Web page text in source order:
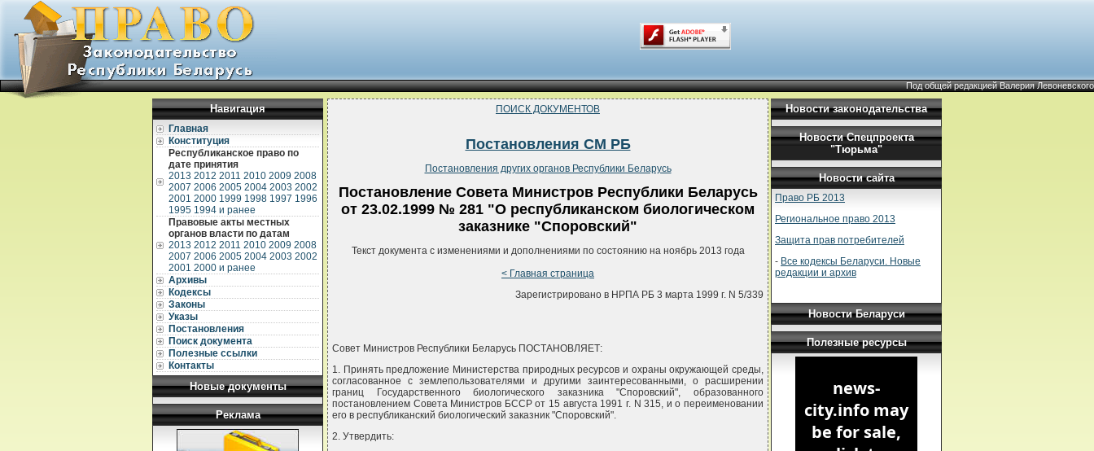
Под общей редакцией Валерия Левоневского
Навигация
Главная
Конституция
Республиканское право по
дате принятия
2013 2012 2011 2010 2009 2008
2007 2006 2005 2004 2003 2002
2001 2000 1999 1998 1997 1996
1995 1994 и ранее
Правовые акты местных
органов власти по датам
2013 2012 2011 2010 2009 2008
2007 2006 2005 2004 2003 2002
2001 2000 и ранее
Архивы
Кодексы
Законы
Указы
Постановления
Поиск документа
Полезные ссылки
Контакты
Новые документы
Реклама
ПОИСК ДОКУМЕНТОВ
Постановления СМ РБ
Постановления других органов Республики Беларусь
Постановление Совета Министров Республики Беларусь
от 23.02.1999 № 281 "О республиканском биологическом
заказнике "Споровский"
Текст документа с изменениями и дополнениями по состоянию на ноябрь 2013 года
< Главная страница
Зарегистрировано в НРПА РБ 3 марта 1999 г. N 5/339
Совет Министров Республики Беларусь ПОСТАНОВЛЯЕТ:
1. Принять предложение Министерства природных ресурсов и охраны окружающей среды,
согласованное с землепользователями и другими заинтересованными, о расширении
границ Государственного биологического заказника "Споровский", образованного
постановлением Совета Министров БССР от 15 августа 1991 г. N 315, и о переименовании
его в республиканский биологический заказник "Споровский".
2. Утвердить:
Новости законодательства
Новости Спецпроекта
"Тюрьма"
Новости сайта
Право РБ 2013
Региональное право 2013
Защита прав потребителей
- Все кодексы Беларуси. Новые
редакции и архив
Новости Беларуси
Полезные ресурсы